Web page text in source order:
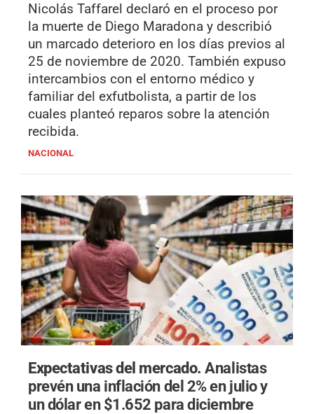
Nicolás Taffarel declaró en el proceso por
la muerte de Diego Maradona y describió
un marcado deterioro en los días previos al
25 de noviembre de 2020. También expuso
intercambios con el entorno médico y
familiar del exfutbolista, a partir de los
cuales planteó reparos sobre la atención
recibida.
NACIONAL
Expectativas del mercado.Analistas
prevén una inflación del 2% en julio y
un dólar en $1.652 para diciembre